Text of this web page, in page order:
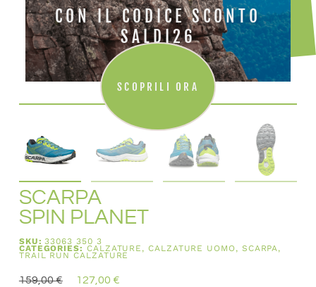
SCARPA
SPIN PLANET
SKU:33063 350 3
CATEGORIES: CALZATURE ,CALZATURE UOMO , SCARPA,
TRAIL RUN CALZATURE
159,00€ 127,00 €
CON IL CODICE SCONTO
SALDI26
SCOPRILI ORA